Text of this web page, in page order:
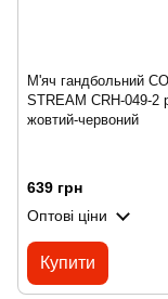
М'яч гандбольний
STREAM CRH-049-2
жовтий-червоний
639 грн
Оптові ціни
Купити